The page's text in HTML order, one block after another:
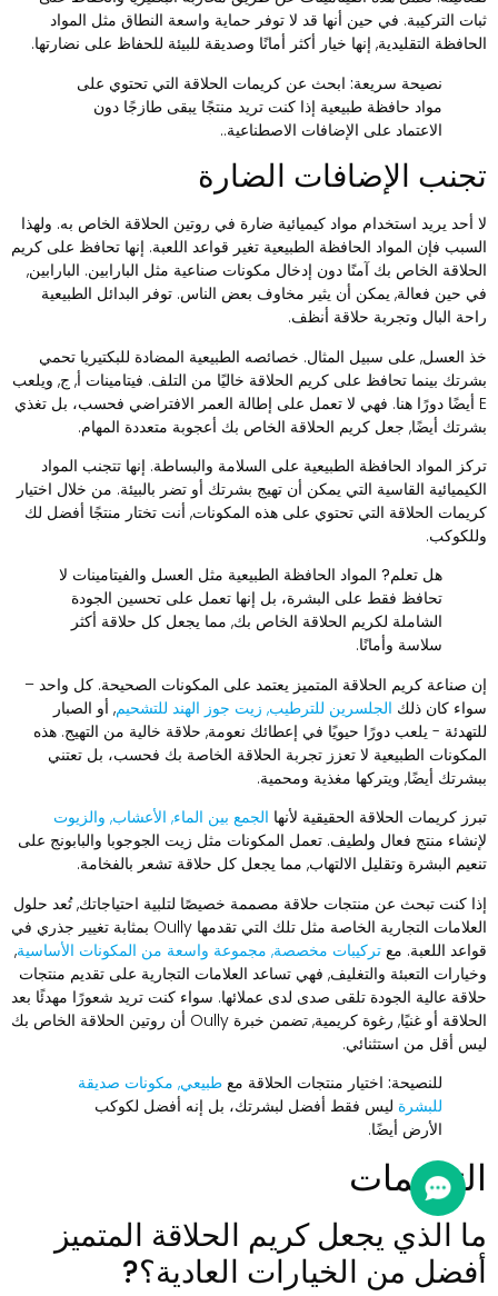
التركيبة. في حين أنها قد لا توفر حماية واسعة النطاق مثل المواد
التقليدية, إنها خيار أكثر أمانًا وصديقة للبيئة للحفاظ على نضارتها.
نصيحة سريعة:ابحث عن كريمات الحلاقة التي تحتوي على
مواد حافظة طبيعية إذا كنت تريد منتجًا يبقى طازجًا دون
الاعتماد على الإضافات الاصطناعية..
الإضافات الضارة
أحد يريد استخدام مواد كيميائية ضارة في روتين الحلاقة الخاص به. ولهذا
فإن المواد الحافظة الطبيعية تغير قواعد اللعبة. إنها تحافظ على كريم
الخاص بك آمنًا دون إدخال مكونات صناعية مثل البارابين. البارابين,
حين فعالة, يمكن أن يثير مخاوف بعض الناس. توفر البدائل الطبيعية
البال وتجربة حلاقة أنظف.
العسل, على سبيل المثال. خصائصه الطبيعية المضادة للبكتيريا تحمي
بينما تحافظ على كريم الحلاقة خاليًا من التلف. فيتامينات أ, ج, ويلعب
E أيضًا دورًا هنا. فهي لا تعمل على إطالة العمر الافتراضي فحسب، بل تغذي
أيضًا, جعل كريم الحلاقة الخاص بك أعجوبة متعددة المهام.
المواد الحافظة الطبيعية على السلامة والبساطة. إنها تتجنب المواد
القاسية التي يمكن أن تهيج بشرتك أو تضر بالبيئة. من خلال اختيار
الحلاقة التي تحتوي على هذه المكونات, أنت تختار منتجًا أفضل لك
هل تعلم?المواد الحافظة الطبيعية مثل العسل والفيتامينات لا
تحافظ فقط على البشرة، بل إنها تعمل على تحسين الجودة
الشاملة لكريم الحلاقة الخاص بك, مما يجعل كل حلاقة أكثر
سلاسة وأمانًا.
صناعة كريم الحلاقة المتميز يعتمد على المكونات الصحيحة. كل واحد –
كان ذلكالجلسرين للترطيب, زيت جوز الهند للتشحيم, أو الصبار
- يلعب دورًا حيويًا في إعطائك نعومة, حلاقة خالية من التهيج. هذه
الطبيعية لا تعزز تجربة الحلاقة الخاصة بك فحسب، بل تعتني
أيضًا, ويتركها مغذية ومحمية.
كريمات الحلاقة الحقيقية لأنهاالجمع بين الماء, الأعشاب, والزيوت
منتج فعال ولطيف. تعمل المكونات مثل زيت الجوجوبا والبابونج على
البشرة وتقليل الالتهاب, مما يجعل كل حلاقة تشعر بالفخامة.
كنت تبحث عن منتجات حلاقة مصممة خصيصًا لتلبية احتياجاتك, تُعد حلول
العلامات التجارية الخاصة مثل تلك التي تقدمها Oully بمثابة تغيير جذري في
اللعبة. معتركيبات مخصصة, مجموعة واسعة من المكونات الأساسية,
التعبئة والتغليف, فهي تساعد العلامات التجارية على تقديم منتجات
عالية الجودة تلقى صدى لدى عملائها. سواء كنت تريد شعورًا مهدئًا بعد
الحلاقة أو غنيًا, رغوة كريمية, تضمن خبرة Oully أن روتين الحلاقة الخاص بك
أقل من استثنائي.
للنصيحة:اختيار منتجات الحلاقة معطبيعي, مكونات صديقة
للبشرةليس فقط أفضل لبشرتك، بل إنه أفضل لكوكب
الأرض أيضًا.
الذي يجعل كريم الحلاقة المتميز
من الخيارات العادية؟?